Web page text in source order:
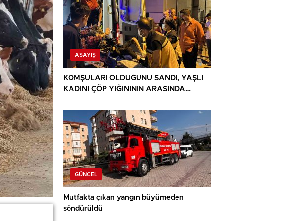
ASAYIŞ
KOMŞULARI ÖLDÜĞÜNÜ SANDI, YAŞLI
KADINI ÇÖP YIĞINININ ARASINDA
GÜNCEL
Mutfakta çıkan yangın büyümeden
söndürüldü